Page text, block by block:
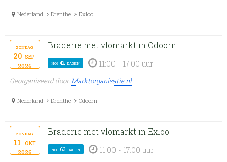
Nederland Drenthe Exloo
zondag
20 sep
2026
Braderie met vlomarkt in Odoorn
nog 42 dagen 11:00 - 17:00 uur
Georganiseerd door:Marktorganisatie.nl
Nederland Drenthe Odoorn
zondag
11 okt
2026
Braderie met vlomarkt in Exloo
nog 63 dagen 11:00 - 17:00 uur